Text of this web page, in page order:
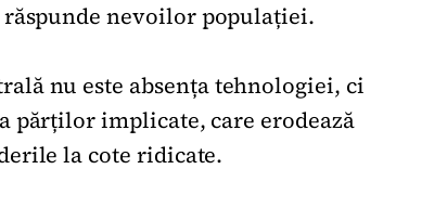
nevoilor populației.
nu este absența tehnologiei, ci
părților implicate, care erodează
la cote ridicate.